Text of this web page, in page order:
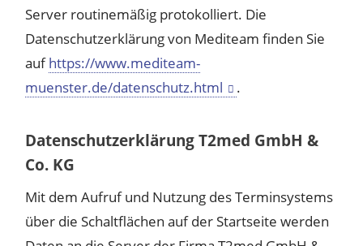
Server routinemäßig protokolliert. Die
Datenschutzerklärung von Mediteam finden Sie
aufhttps://www.mediteam-
muenster.de/datenschutz.html
.
Datenschutzerklärung T2med GmbH &
Co. KG
Mit dem Aufruf und Nutzung des Terminsystems
über die Schaltflächen auf der Startseite werden